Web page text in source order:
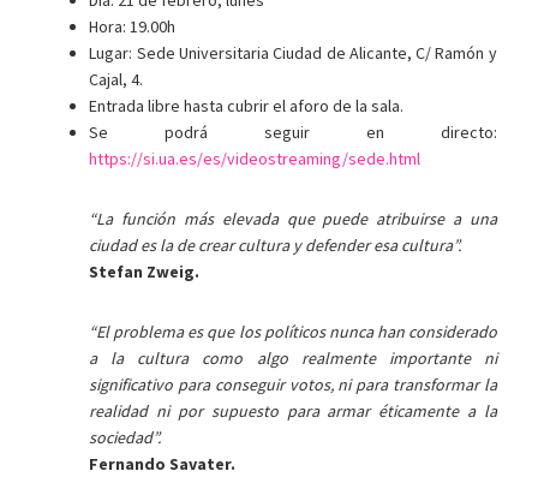
Hora: 19.00h
Lugar: Sede Universitaria Ciudad de Alicante, C/ Ramón y
Cajal, 4.
Entrada libre hasta cubrir el aforo de la sala.
Se podrá seguir en directo:
https://si.ua.es/es/videostreaming/sede.html
“La función más elevada que puede atribuirse a una
ciudad es la de crear cultura y defender esa cultura”.
Stefan Zweig.
“El problema es que los políticos nunca han considerado
a la cultura como algo realmente importante ni
significativo para conseguir votos, ni para transformar la
realidad ni por supuesto para armar éticamente a la
sociedad”.
Fernando Savater.